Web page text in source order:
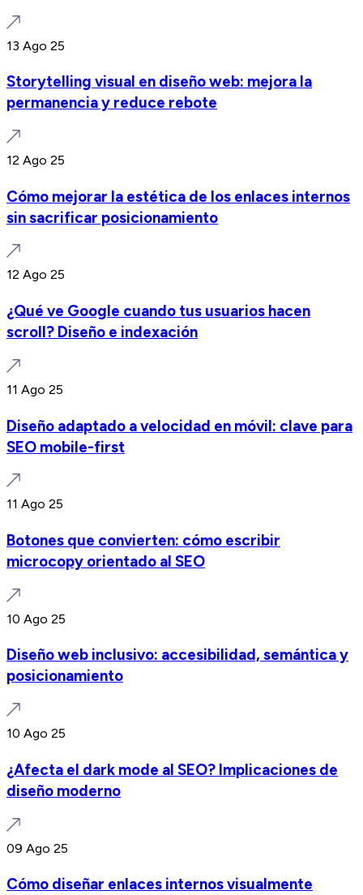
13 Ago 25
Storytelling visual en diseño web: mejora la
permanencia y reduce rebote
12 Ago 25
Cómo mejorar la estética de los enlaces internos
sin sacrificar posicionamiento
12 Ago 25
¿Qué ve Google cuando tus usuarios hacen
scroll? Diseño e indexación
11 Ago 25
Diseño adaptado a velocidad en móvil: clave para
SEO mobile-first
11 Ago 25
Botones que convierten: cómo escribir
microcopy orientado al SEO
10 Ago 25
Diseño web inclusivo: accesibilidad, semántica y
posicionamiento
10 Ago 25
¿Afecta el dark mode al SEO? Implicaciones de
diseño moderno
09 Ago 25
Cómo diseñar enlaces internos visualmente